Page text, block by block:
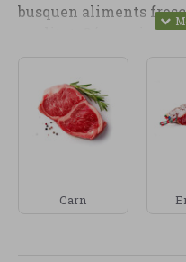
busquen aliments
qualitat. Són opcions
del dia a dia.
Dins d’aquesta
vegetal, peix o
Carn